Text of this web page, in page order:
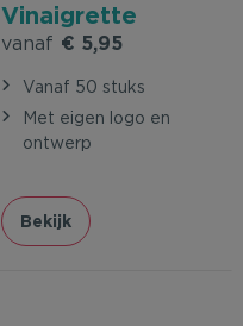
Vinaigrette
vanaf € 5,95
Vanaf 50 stuks
Met eigen logo en
ontwerp
Bekijk